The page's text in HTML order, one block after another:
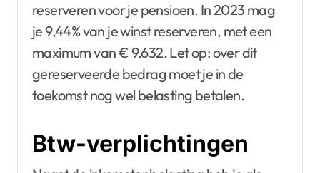
reserveren voor je pensioen. In 2023 mag
je 9,44% van je winst reserveren, met een
maximum van € 9.632. Let op: over dit
gereserveerde bedrag moet je in de
toekomst nog wel belasting betalen.
Btw-verplichtingen